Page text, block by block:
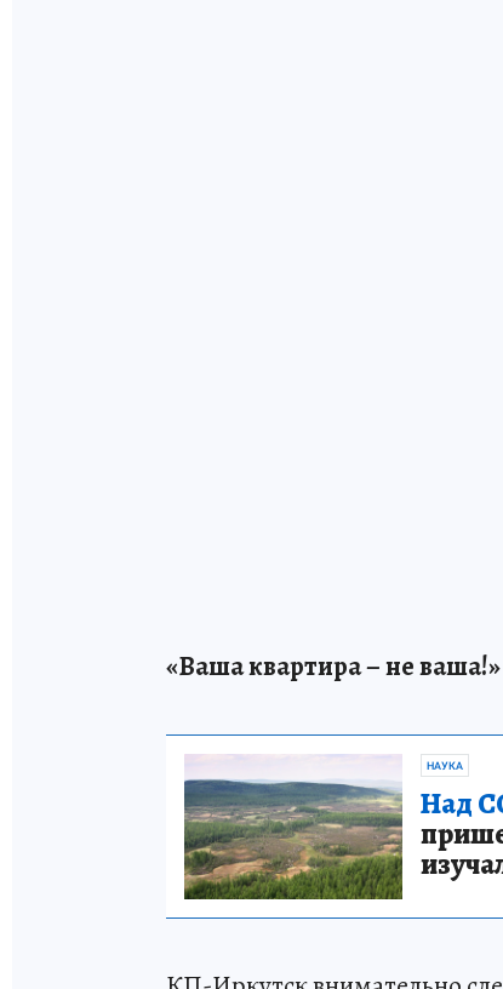
«Ваша квартира – не ваша!»
НАУКА
Над